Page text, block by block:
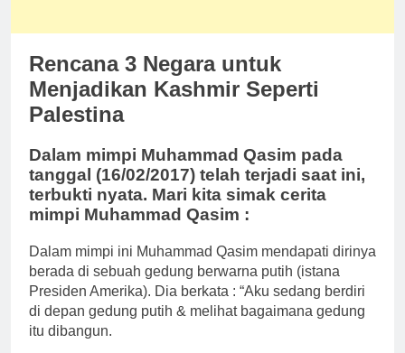
Rencana 3 Negara untuk
Menjadikan Kashmir Seperti
Palestina
Dalam mimpi Muhammad Qasim pada
tanggal (16/02/2017) telah terjadi saat ini,
terbukti nyata. Mari kita simak cerita
mimpi Muhammad Qasim :
Dalam mimpi ini Muhammad Qasim mendapati dirinya
berada di sebuah gedung berwarna putih (istana
Presiden Amerika). Dia berkata : “Aku sedang berdiri
di depan gedung putih & melihat bagaimana gedung
itu dibangun.